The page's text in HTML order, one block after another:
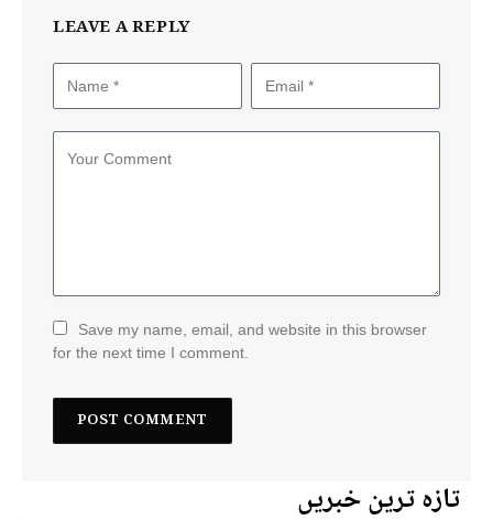
LEAVE A REPLY
Save my name, email, and website in this browser
for the next time I comment.
تازہ ترین خبریں